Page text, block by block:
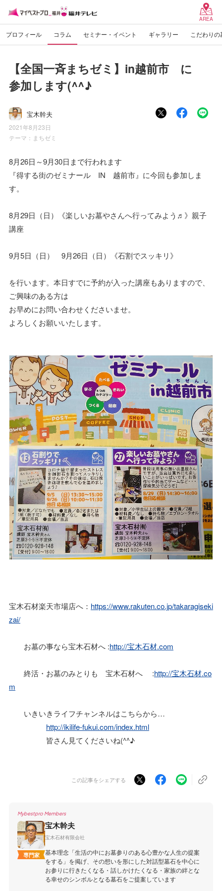
AREA
プロフィール コラム セミナー・イベント ギャラリー こだわりの
【全国一斉まちゼミ】in越前市 に
参加します(^^♪
宝木幹夫
2021年8月23日
テーマ： まちゼミ
8月26日～9月30日まで行われます
『得する街のゼミナール IN 越前市』に今回も参加しま
す。
8月29日（日）《楽しいお墓やさんへ行ってみよう♬》親子
講座
9月5日（日） 9月26日（日）《石割でスッキリ》
を行います。本日すでに予約が入った講座もありますので、
ご興味のある方は
お早めにお問い合わせくださいませ。
よろしくお願いいたします。
宝木石材楽天市場店へ： https://www.rakuten.co.jp/takaragiseki
zai/
お墓の事なら宝木石材へ :http://宝木石材.com
終活・お墓のみとりも 宝木石材へ :http://宝木石材.co
m
いきいきライフチャンネルはこちらから…
http://ikilife-fukui.com/index.html
皆さん見てくださいね(^^♪
この記事をシェアする
Mybestpro Members
専門家
宝木幹夫
宝木石材有限会社
基本理念「生活の中にお墓参りのある心豊かな人生の提案
をする」を掲げ、その想いを形にした対話型墓石を中心に
お参りに行きたくなる・話しかけたくなる・家族の絆とな
る幸せのシンボルとなる墓石をご提案しています